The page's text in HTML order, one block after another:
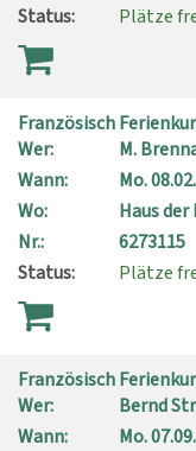
Status:
Plätze
Französisch
Wer:
M.
Wann:
Mo.
Wo:
Haus der
Nr.:
6273115
Status:
Plätze
Französisch
Wer:
Bernd
Wann:
Mo.